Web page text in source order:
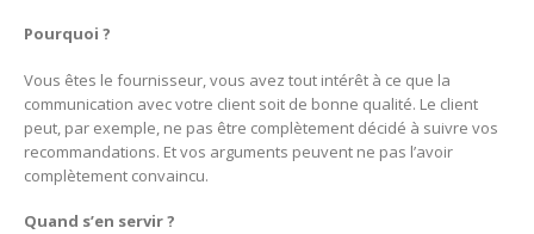
Pourquoi ?
Vous êtes le fournisseur, vous avez tout intérêt à ce que la
communication avec votre client soit de bonne qualité. Le client
peut, par exemple, ne pas être complètement décidé à suivre vos
recommandations. Et vos arguments peuvent ne pas l’avoir
complètement convaincu.
Quand s’en servir ?